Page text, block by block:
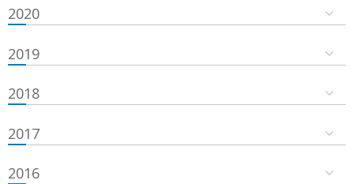
2020
2019
2018
2017
2016